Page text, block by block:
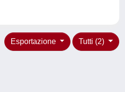
Tutti (2)
Esportazione